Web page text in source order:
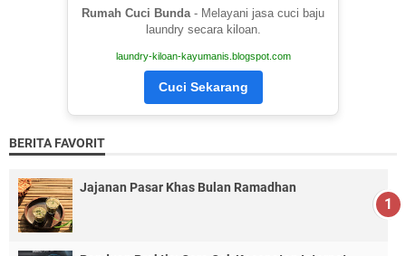
Rumah Cuci Bunda - Melayani jasa cuci baju
laundry secara kiloan.
laundry-kiloan-kayumanis.blogspot.com
Cuci Sekarang
BERITA FAVORIT
Jajanan Pasar Khas Bulan Ramadhan